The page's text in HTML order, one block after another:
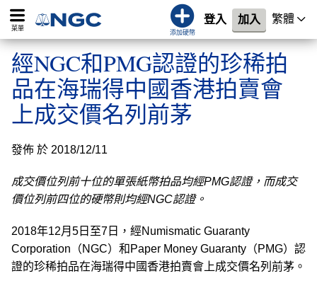
菜單
添加硬幣
登入 加入 繁體
經NGC和PMG認證的珍稀拍
品在海瑞得中國香港拍賣會
上成交價名列前茅
發佈 於 2018/12/11
成交價位列前十位的單張紙幣拍品均經PMG認證，而成交
價位列前四位的硬幣則均經NGC認證。
2018年12月5日至7日，經Numismatic Guaranty
Corporation（NGC）和Paper Money Guaranty（PMG）認
證的珍稀拍品在海瑞得中國香港拍賣會上成交價名列前茅。